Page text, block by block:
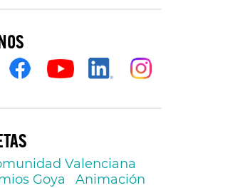
Valenciana
Goya
Animación